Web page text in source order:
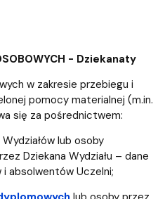
- Dziekanaty
w zakresie przebiegu i
pomocy materialnej (m.in.
się za pośrednictwem:
lub osoby
Dziekana Wydziału – dane
absolwentów Uczelni;